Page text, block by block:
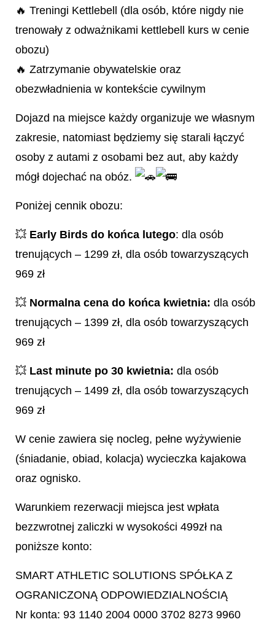
🔥 Treningi Kettlebell (dla osób, które nigdy nie
trenowały z odważnikami kettlebell kurs w cenie
obozu)
🔥 Zatrzymanie obywatelskie oraz
obezwładnienia w kontekście cywilnym
Dojazd na miejsce każdy organizuje we własnym
zakresie, natomiast będziemy się starali łączyć
osoby z autami z osobami bez aut, aby każdy
mógł dojechać na obóz.
Poniżej cennik obozu:
💥 Early Birds do końca lutego: dla osób
trenujących – 1299 zł, dla osób towarzyszących
969 zł
💥 Normalna cena do końca kwietnia: dla osób
trenujących – 1399 zł, dla osób towarzyszących
969 zł
💥 Last minute po 30 kwietnia: dla osób
trenujących – 1499 zł, dla osób towarzyszących
969 zł
W cenie zawiera się nocleg, pełne wyżywienie
(śniadanie, obiad, kolacja) wycieczka kajakowa
oraz ognisko.
Warunkiem rezerwacji miejsca jest wpłata
bezzwrotnej zaliczki w wysokości 499zł na
poniższe konto:
SMART ATHLETIC SOLUTIONS SPÓŁKA Z
OGRANICZONĄ ODPOWIEDZIALNOŚCIĄ
Nr konta: 93 1140 2004 0000 3702 8273 9960